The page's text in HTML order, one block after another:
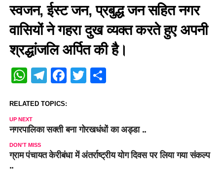
स्वजन, ईस्ट जन, प्रबुद्ध जन सहित नगर
वासियों ने गहरा दुख व्यक्त करते हुए अपनी
श्रद्धांजलि अर्पित की है।
WhatsApp
Telegram
Facebook
Twitter
Share
RELATED TOPICS:
UP NEXT
नगरपालिका सक्ती बना गोरखधंधों का अड्डा ..
DON'T MISS
ग्राम पंचायत केरीबंधा में अंतर्राष्ट्रीय योग दिवस पर लिया गया संकल्प
..